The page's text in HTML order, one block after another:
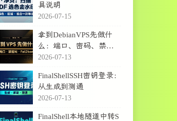
具说明
2026-07-15
拿到DebianVPS先做什
么：端口、密码、禁密
码登录与Fail2ban
2026-07-13
FinalShellSSH密钥登录：
从生成到测通
2026-07-13
FinalShell本地隧道中转S